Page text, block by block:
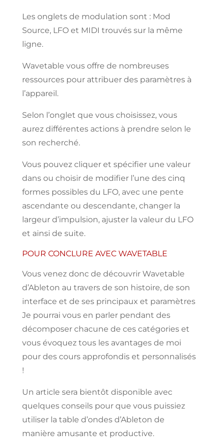
Les onglets de modulation sont : Mod
Source, LFO et MIDI trouvés sur la même
ligne.
Wavetable vous offre de nombreuses
ressources pour attribuer des paramètres à
l’appareil.
Selon l’onglet que vous choisissez, vous
aurez différentes actions à prendre selon le
son recherché.
Vous pouvez cliquer et spécifier une valeur
dans ou choisir de modifier l’une des cinq
formes possibles du LFO, avec une pente
ascendante ou descendante, changer la
largeur d’impulsion, ajuster la valeur du LFO
et ainsi de suite.
POUR CONCLURE AVEC WAVETABLE
Vous venez donc de découvrir Wavetable
d’Ableton au travers de son histoire, de son
interface et de ses principaux et paramètres
Je pourrai vous en parler pendant des
décomposer chacune de ces catégories et
vous évoquez tous les avantages de moi
pour des cours approfondis et personnalisés
!
Un article sera bientôt disponible avec
quelques conseils pour que vous puissiez
utiliser la table d’ondes d’Ableton de
manière amusante et productive.